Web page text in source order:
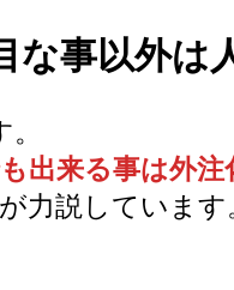
な事以外は
出来る事は外注
力説しています